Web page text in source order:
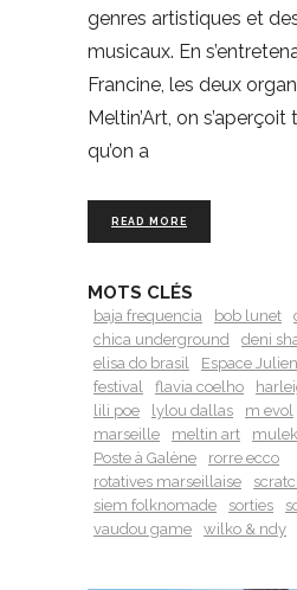
genres artistiques et
musicaux. En
Francine, les deux
Meltin’Art, on
qu’on a
READ MORE
MOTS CLÉS
baja frequencia bob lunet
chica underground
deni
elisa do brasil
Espace Julien
festival
flavia coelho
lili poe
lylou dallas m evol
marseille
meltin art
Poste à Galène
rorre ecco
rotatives marseillaise
siem folknomade
sorties
vaudou game
wilko & ndy